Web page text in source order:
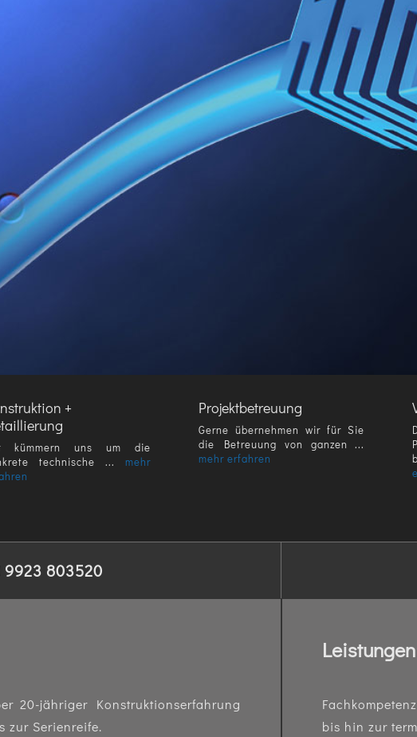
+
kümmern uns um die
technische ... mehr
Projektbetreuung
Gerne übernehmen wir für Sie
die Betreuung von ganzen ...
mehr erfahren
9923 803520
20-jähriger Konstruktionserfahrung
zur Serienreife.
Leistungen
bis hin zur